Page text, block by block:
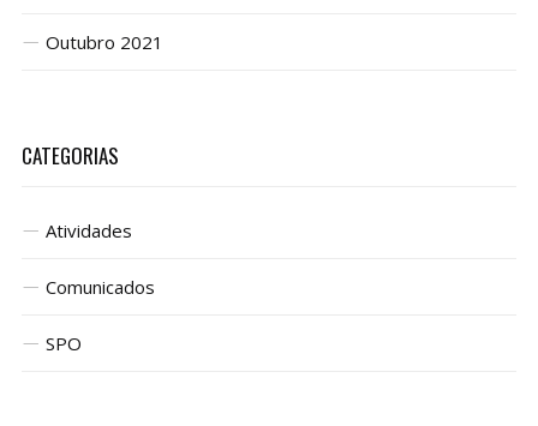
Outubro 2021
CATEGORIAS
Atividades
Comunicados
SPO